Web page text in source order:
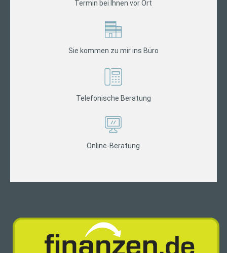
Termin bei Ihnen vor Ort
Sie kommen zu mir ins Büro
Telefonische Beratung
Online-Beratung